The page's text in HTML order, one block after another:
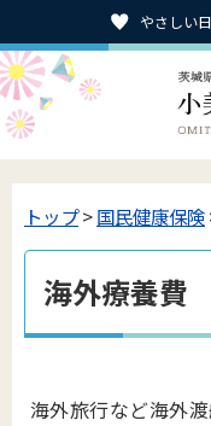
やさしい
トップ>国民健康保険
海外療養費
海外旅行など海外